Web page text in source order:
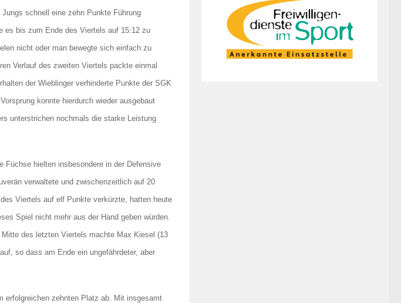
schnell eine zehn Punkte Führung
es bis zum Ende des Viertels auf 15:12 zu
nicht oder man bewegte sich einfach zu
Verlauf des zweiten Viertels packte einmal
der Wieblinger verhinderte Punkte der SGK
konnte hierdurch wieder ausgebaut
unterstrichen nochmals die starke Leistung
hielten insbesondere in der Defensive
verwaltete und zwischenzeitlich auf 20
Viertels auf elf Punkte verkürzte, hatten heute
Spiel nicht mehr aus der Hand geben würden.
des letzten Viertels machte Max Kiesel (13
so dass am Ende ein ungefährdeter, aber
erfolgreichen zehnten Platz ab. Mit insgesamt